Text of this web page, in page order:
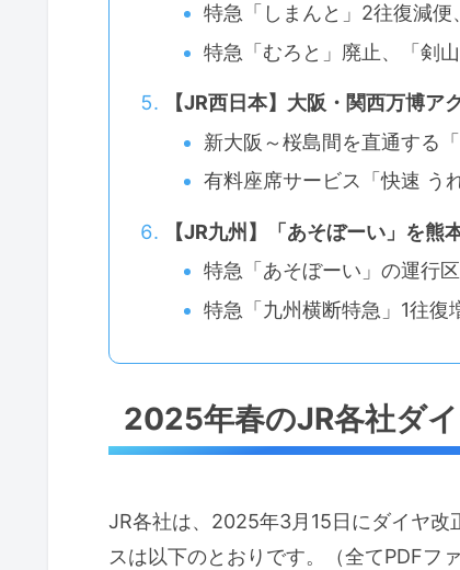
特急「しまんと」2往復減
特急「むろと」廃止、「剣
【JR西日本】大阪・関西万博
新大阪～桜島間を直通する
有料座席サービス「快速 う
【JR九州】「あそぼーい」を
特急「あそぼーい」の運行
特急「九州横断特急」1往復
2025年春のJR各社ダ
JR各社は、2025年3月15日にダイヤ改
スは以下のとおりです。（全てPDFフ